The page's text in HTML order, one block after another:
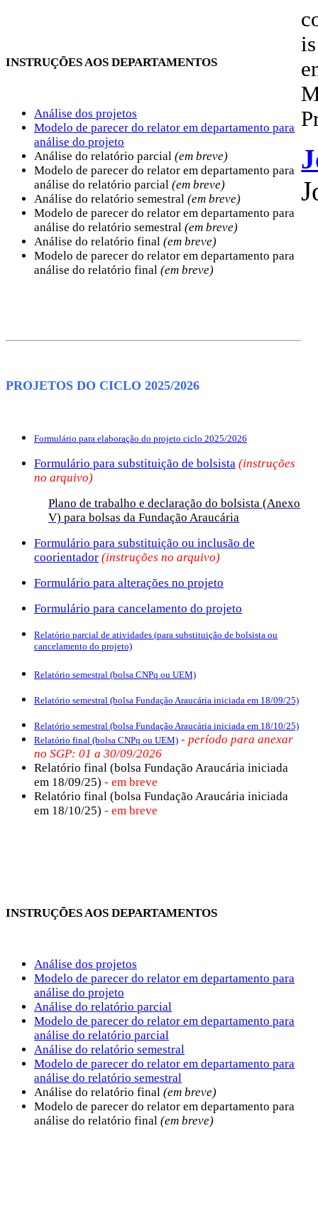
INSTRUÇÕES AOS DEPARTAMENTOS
Análise dos projetos
Modelo de parecer do relator em departamento para
análise do projeto
Análise do relatório parcial (em breve)
Modelo de parecer do relator em departamento para
análise do relatório parcial (em breve)
Análise do relatório semestral (em breve)
Modelo de parecer do relator em departamento para
análise do relatório semestral (em breve)
Análise do relatório final (em breve)
Modelo de parecer do relator em departamento para
análise do relatório final (em breve)
PROJETOS DO CICLO 2025/2026
Formulário para elaboração do projeto ciclo 2025/2026
Formulário para substituição de bolsista (instruções
no arquivo)
Plano de trabalho e declaração do bolsista (Anexo
V) para bolsas da Fundação Araucária
Formulário para substituição ou inclusão de
coorientador (instruções no arquivo)
Formulário para alterações no projeto
Formulário para cancelamento do projeto
Relatório parcial de atividades (para substituição de bolsista ou
cancelamento do projeto)
Relatório semestral (bolsa CNPq ou UEM)
Relatório semestral (bolsa Fundação Araucária iniciada em 18/09/25)
Relatório semestral (bolsa Fundação Araucária iniciada em 18/10/25)
Relatório final (bolsa CNPq ou UEM) - período para anexar
no SGP: 01 a 30/09/2026
Relatório final (bolsa Fundação Araucária iniciada
em 18/09/25) - em breve
Relatório final (bolsa Fundação Araucária iniciada
em 18/10/25) - em breve
INSTRUÇÕES AOS DEPARTAMENTOS
Análise dos projetos
Modelo de parecer do relator em departamento para
análise do projeto
Análise do relatório parcial
Modelo de parecer do relator em departamento para
análise do relatório parcial
Análise do relatório semestral
Modelo de parecer do relator em departamento para
análise do relatório semestral
Análise do relatório final (em breve)
Modelo de parecer do relator em departamento para
análise do relatório final (em breve)